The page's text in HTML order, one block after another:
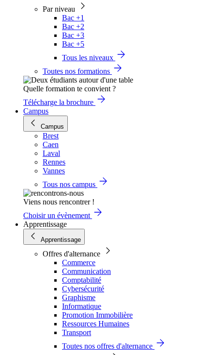
Par niveau
Bac +1
Bac +2
Bac +3
Bac +5
Tous les niveaux
Toutes nos formations
Quelle formation te convient ?
Télécharge la brochure
Campus
Campus
Brest
Caen
Laval
Rennes
Vannes
Tous nos campus
Viens nous rencontrer !
Choisir un évènement
Apprentissage
Apprentissage
Offres d'alternance
Commerce
Communication
Comptabilité
Cybersécurité
Graphisme
Informatique
Promotion Immobilière
Ressources Humaines
Transport
Toutes nos offres d'alternance